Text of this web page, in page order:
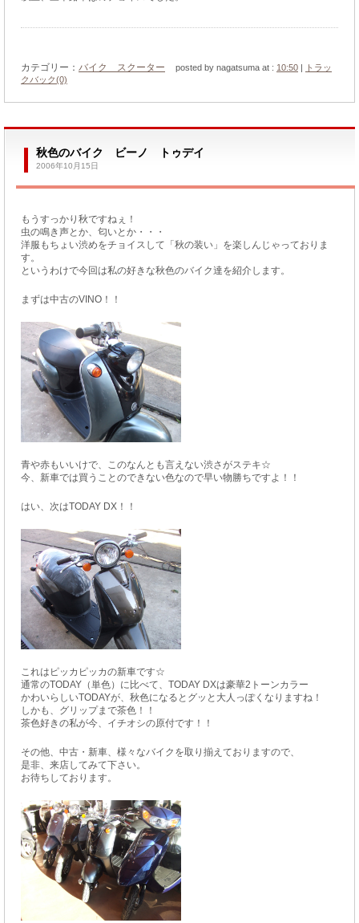
カテゴリー： バイク スクーター posted by nagatsuma at : 10:50 |
トラッ
クバック(0)
秋色のバイク ビーノ トゥデイ
2006年10月15日
もうすっかり秋ですねぇ！
虫の鳴き声とか、匂いとか・・・
洋服もちょい渋めをチョイスして「秋の装い」を楽しんじゃっておりま
す。
というわけで今回は私の好きな秋色のバイク達を紹介します。
まずは中古のVINO！！
青や赤もいいけで、このなんとも言えない渋さがステキ☆
今、新車では買うことのできない色なので早い物勝ちですよ！！
はい、次はTODAY DX！！
これはピッカピッカの新車です☆
通常のTODAY（単色）に比べて、TODAY DXは豪華2トーンカラー
かわいらしいTODAYが、秋色になるとグッと大人っぽくなりますね！
しかも、グリップまで茶色！！
茶色好きの私が今、イチオシの原付です！！
その他、中古・新車、様々なバイクを取り揃えておりますので、
是非、来店してみて下さい。
お待ちしております。